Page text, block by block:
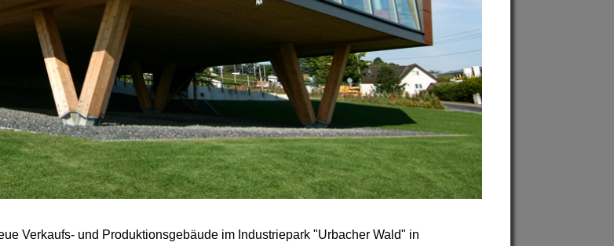
Verkaufs- und Produktionsgebäude im Industriepark "Urbacher Wald" in